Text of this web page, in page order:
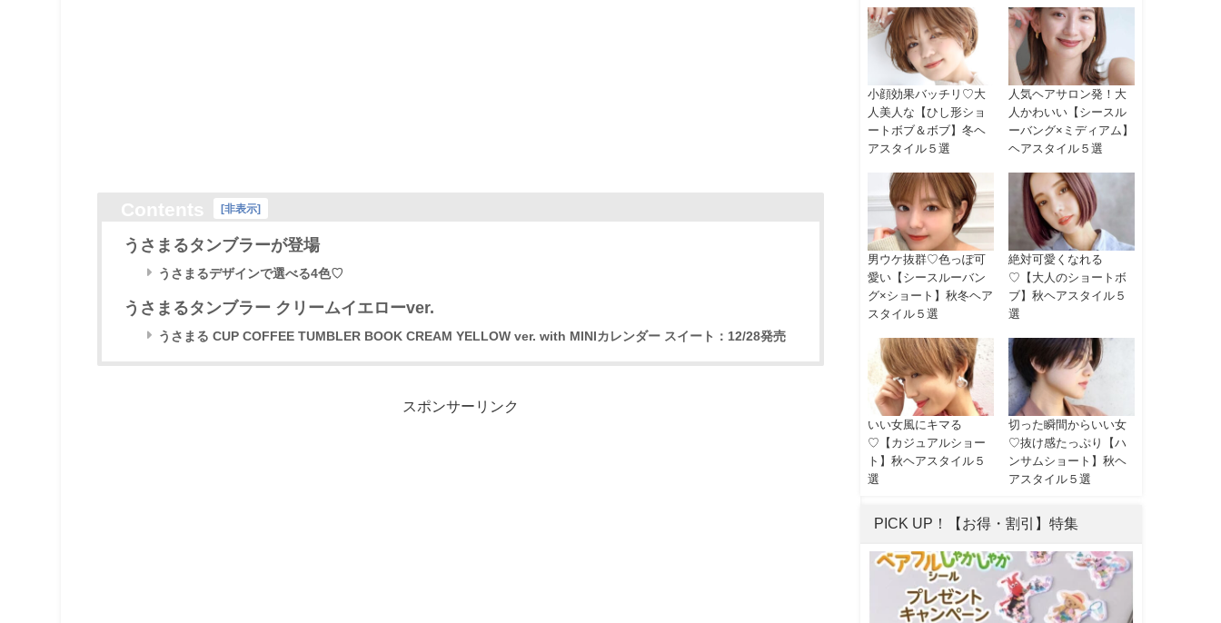
[非表示]
うさまるタンブラーが登場
うさまるデザインで選べる4色♡
うさまるタンブラー クリームイエローver.
うさまる CUP COFFEE TUMBLER BOOK CREAM YELLOW ver. with MINIカレンダー スイート：12/28発売
スポンサーリンク
小顔効果バッチリ♡大
人美人な【ひし形ショ
ートボブ＆ボブ】冬ヘ
アスタイル５選
人気ヘアサロン発！大
人かわいい【シースル
ーバング×ミディアム】
ヘアスタイル５選
男ウケ抜群♡色っぽ可
愛い【シースルーバン
グ×ショート】秋冬ヘア
スタイル５選
絶対可愛くなれる
♡【大人のショートボ
ブ】秋ヘアスタイル５
選
いい女風にキマる
♡【カジュアルショー
ト】秋ヘアスタイル５
選
切った瞬間からいい女
♡抜け感たっぷり【ハ
ンサムショート】秋ヘ
アスタイル５選
PICK UP！【お得・割引】特集